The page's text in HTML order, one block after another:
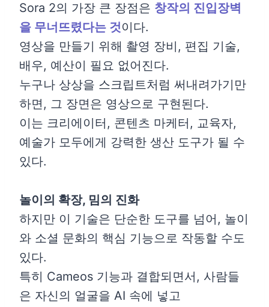
Sora 2의 가장 큰 장점은 창작의 진입장벽
을 무너뜨렸다는 것이다.
영상을 만들기 위해 촬영 장비, 편집 기술,
배우, 예산이 필요 없어진다.
누구나 상상을 스크립트처럼 써내려가기만
하면, 그 장면은 영상으로 구현된다.
이는 크리에이터, 콘텐츠 마케터, 교육자,
예술가 모두에게 강력한 생산 도구가 될 수
있다.
놀이의 확장, 밈의 진화
하지만 이 기술은 단순한 도구를 넘어, 놀이
와 소셜 문화의 핵심 기능으로 작동할 수도
있다.
특히 Cameos 기능과 결합되면서, 사람들
은 자신의 얼굴을 AI 속에 넣고